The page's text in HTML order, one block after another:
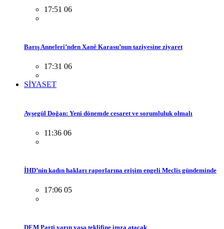
17:51 06
Barış Anneleri’nden Xanê Karasu’nun taziyesine ziyaret
17:31 06
SİYASET
Ayşegül Doğan: Yeni dönemde cesaret ve sorumluluk olmalı
11:36 06
İHD’nin kadın hakları raporlarına erişim engeli Meclis gündeminde
17:06 05
DEM Parti yarın yasa teklifine imza atacak